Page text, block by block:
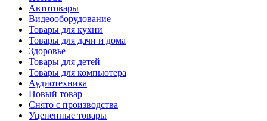
Автотовары
Видеооборудование
Товары для кухни
Товары для дачи и дома
Здоровье
Товары для детей
Товары для компьютера
Аудиотехника
Новый товар
Снято с производства
Уцененные товары